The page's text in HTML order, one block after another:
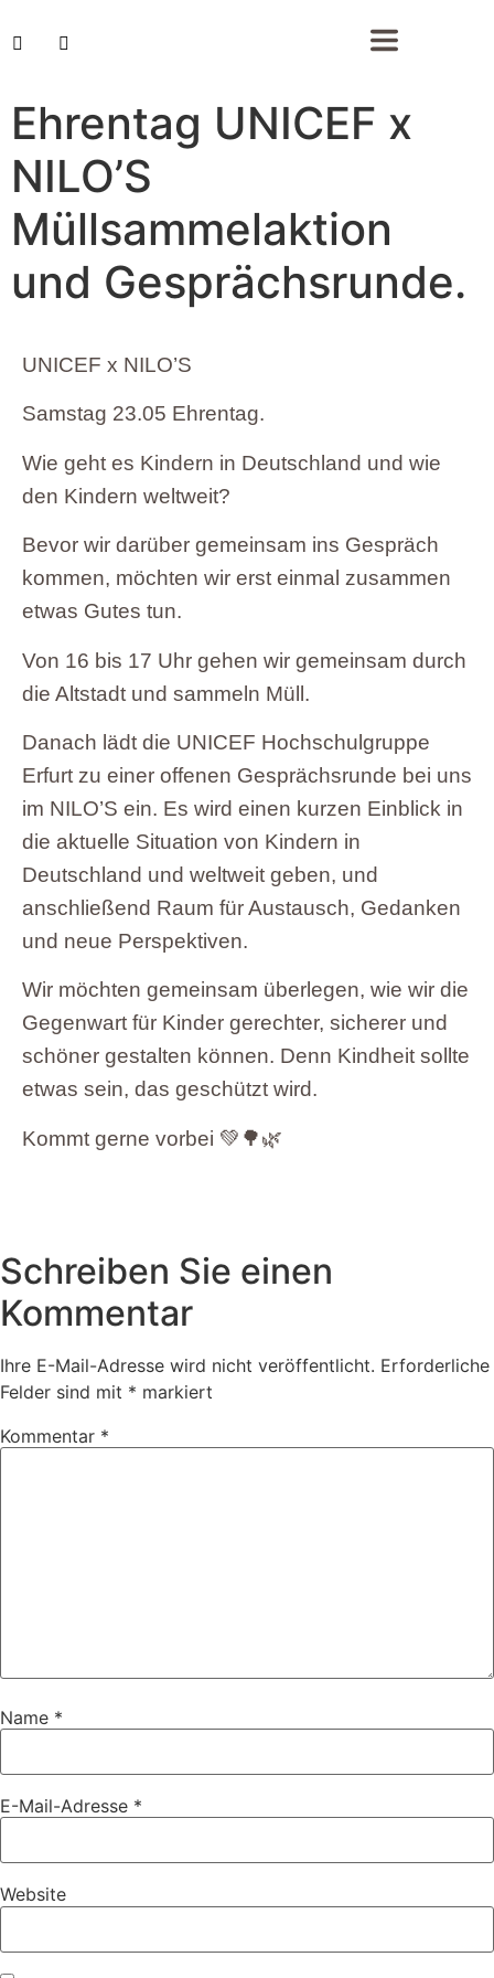
Ehrentag UNICEF x
NILO’S
Müllsammelaktion
und Gesprächsrunde.
UNICEF x NILO’S
Samstag 23.05 Ehrentag.
Wie geht es Kindern in Deutschland und wie
den Kindern weltweit?
Bevor wir darüber gemeinsam ins Gespräch
kommen, möchten wir erst einmal zusammen
etwas Gutes tun.
Von 16 bis 17 Uhr gehen wir gemeinsam durch
die Altstadt und sammeln Müll.
Danach lädt die UNICEF Hochschulgruppe
Erfurt zu einer offenen Gesprächsrunde bei uns
im NILO’S ein. Es wird einen kurzen Einblick in
die aktuelle Situation von Kindern in
Deutschland und weltweit geben, und
anschließend Raum für Austausch, Gedanken
und neue Perspektiven.
Wir möchten gemeinsam überlegen, wie wir die
Gegenwart für Kinder gerechter, sicherer und
schöner gestalten können. Denn Kindheit sollte
etwas sein, das geschützt wird.
Kommt gerne vorbei 💚🌳🌿
Schreiben Sie einen
Kommentar
Ihre E-Mail-Adresse wird nicht veröffentlicht. Erforderliche
Felder sind mit * markiert
Kommentar *
Name *
E-Mail-Adresse *
Website